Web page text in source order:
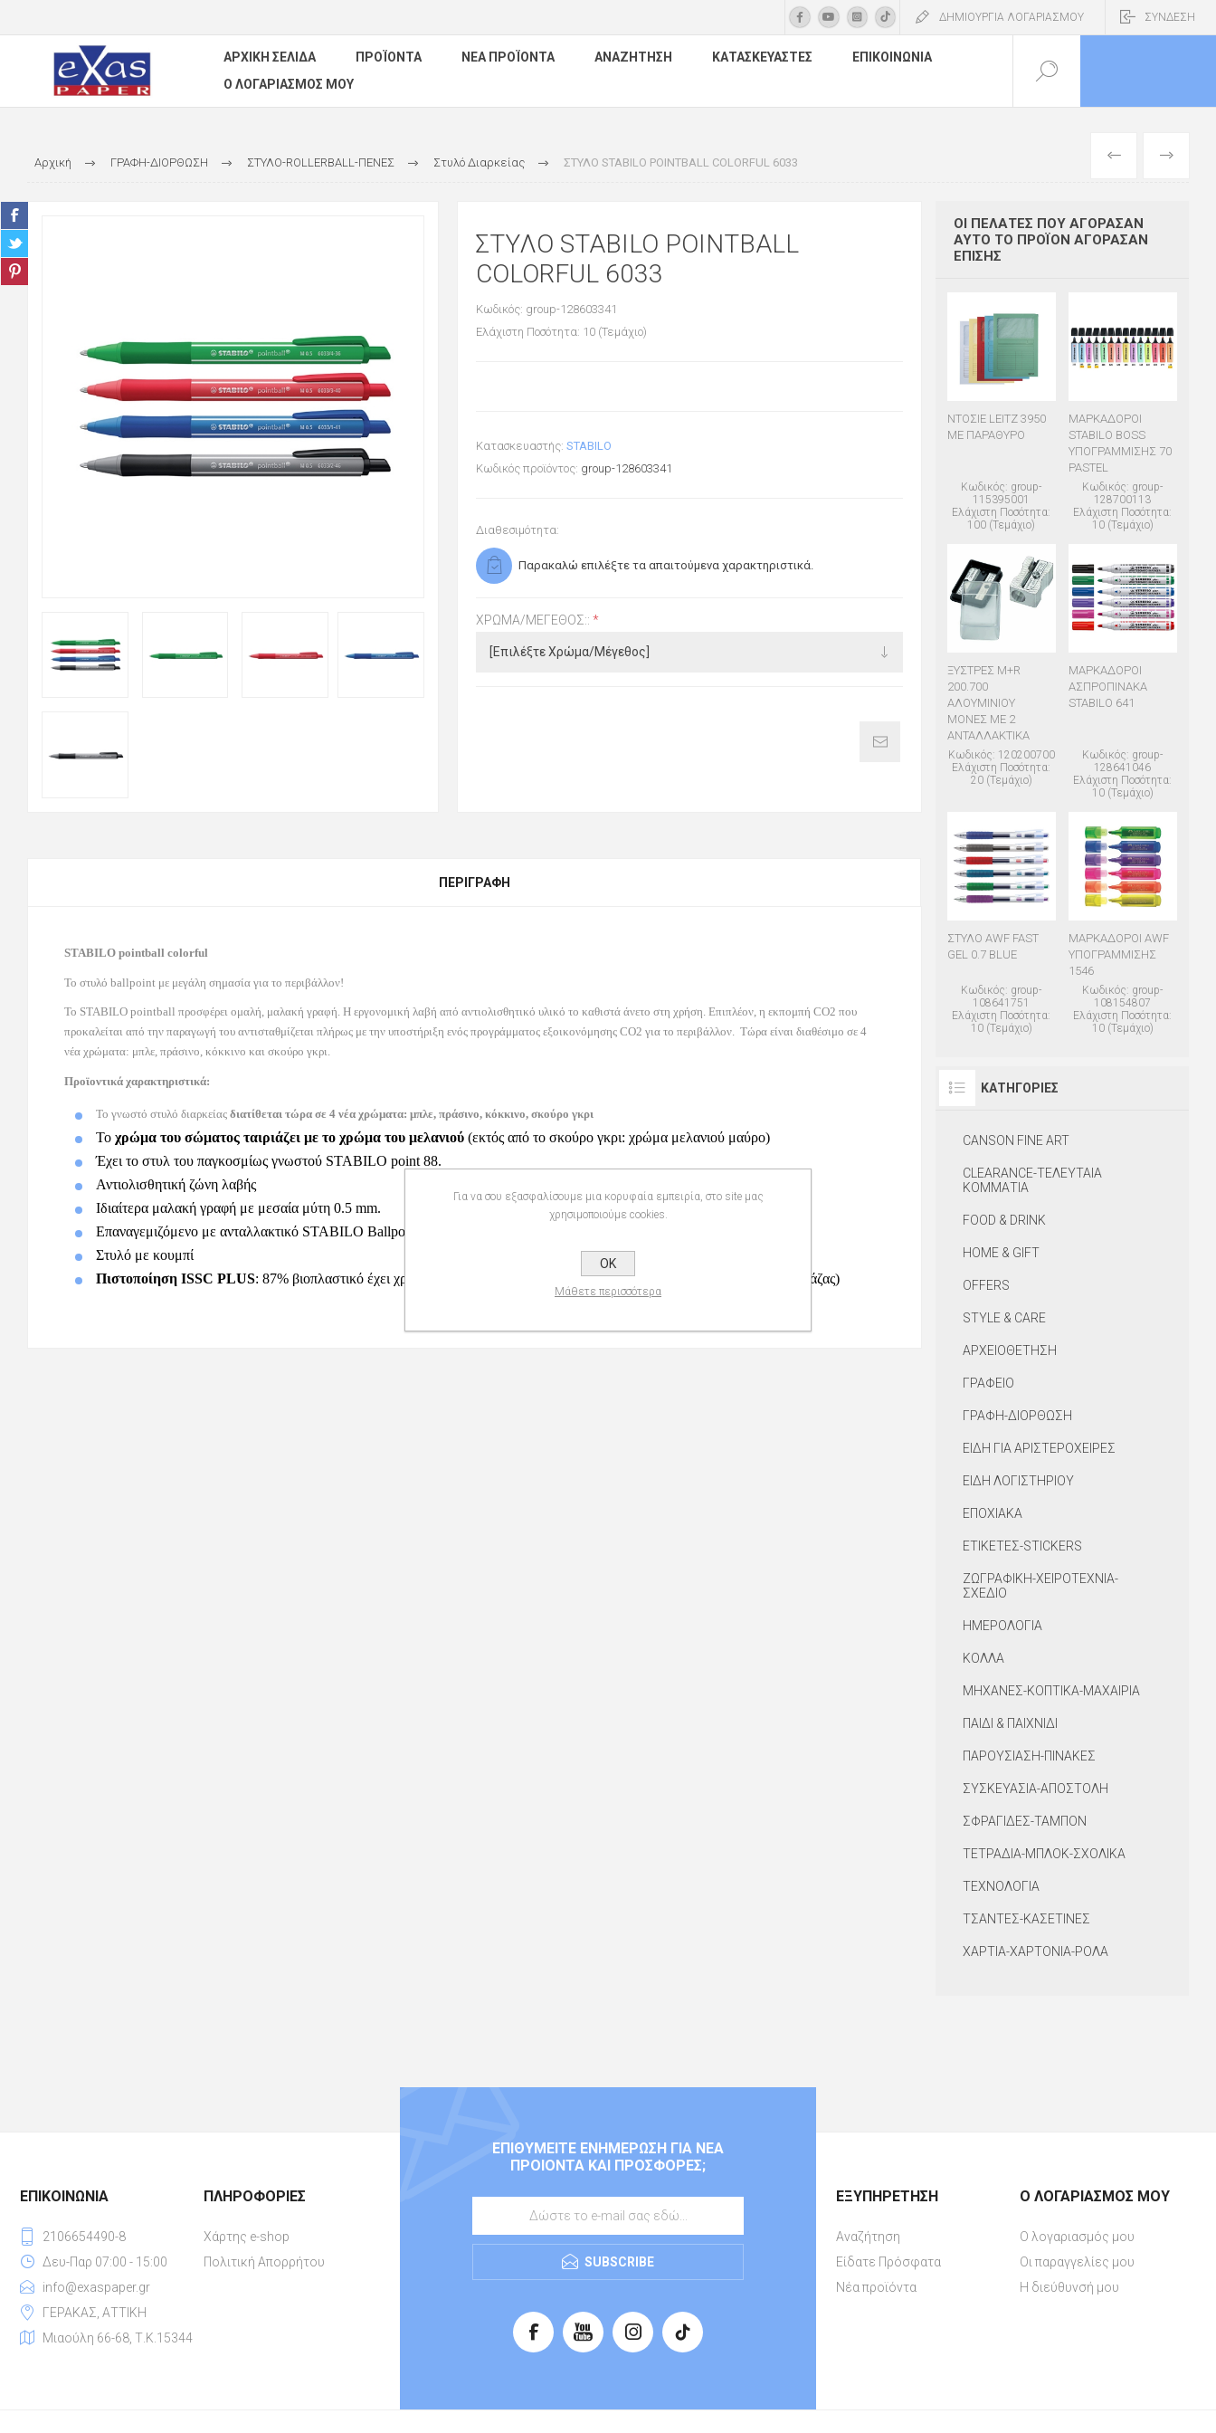
ΔΗΜΙΟΥΡΓΙΑ ΛΟΓΑΡΙΑΣΜΟΥ ΣΥΝΔΕΣΗ
ΑΡΧΙΚΉ ΣΕΛΊΔΑ ΠΡΟΪΌΝΤΑ ΝΈΑ ΠΡΟΪΌΝΤΑ ΑΝΑΖΉΤΗΣΗ ΚΑΤΑΣΚΕΥΑΣΤΈΣ
ΕΠΙΚΟΙΝΩΝΊΑ
Ο ΛΟΓΑΡΙΑΣΜΌΣ ΜΟΥ
Αρχική ΓΡΑΦΗ-ΔΙΟΡΘΩΣΗ ΣΤΥΛΟ-ROLLERBALL-ΠΕΝΕΣ Στυλό Διαρκείας ΣΤΥΛΟ STABILO POINTBALL COLORFUL 6033 ΕΠΌΜΕΝΟ
ΣΤΥΛΟ STABILO POINTBALL
COLORFUL 6033
Κωδικός: group-128603341
Ελάχιστη Ποσότητα: 10 (Τεμάχιο)
Κατασκευαστής: STABILO
Κωδικός προϊόντος: group-128603341
Διαθεσιμότητα:
Παρακαλώ επιλέξτε τα απαιτούμενα χαρακτηριστικά.
ΧΡΏΜΑ/ΜΈΓΕΘΟΣ:: *
ΠΕΡΙΓΡΑΦΉ
STABILO pointball colorful
Το στυλό ballpoint με μεγάλη σημασία για το περιβάλλον!
Το STABILO pointball προσφέρει ομαλή, μαλακή γραφή. Η εργονομική λαβή από αντιολισθητικό υλικό το καθιστά άνετο στη χρήση. Επιπλέον, η εκπομπή CO2 που
προκαλείται από την παραγωγή του αντισταθμίζεται πλήρως με την υποστήριξη ενός προγράμματος εξοικονόμησης CO2 για το περιβάλλον. Τώρα είναι διαθέσιμο σε 4
νέα χρώματα: μπλε, πράσινο, κόκκινο και σκούρο γκρι.
Προϊοντικά χαρακτηριστικά:
Το γνωστό στυλό διαρκείας διατίθεται τώρα σε 4 νέα χρώματα: μπλε, πράσινο, κόκκινο, σκούρο γκρι
Το χρώμα του σώματος ταιριάζει με το χρώμα του μελανιού (εκτός από το σκούρο γκρι: χρώμα μελανιού μαύρο)
Έχει το στυλ του παγκοσμίως γνωστού STABILO point 88.
Αντιολισθητική ζώνη λαβής
Ιδιαίτερα μαλακή γραφή με μεσαία μύτη 0.5 mm.
Επαναγεμιζόμενο με ανταλλακτικό STABILO Ballpoint
Στυλό με κουμπί
Πιστοποίηση ISSC PLUS: 87% βιοπλαστικό έχει χρησιμοποιηθεί για την παραγωγή του σώματος του στυλό (ισορροπία μάζας)
ΟΙ ΠΕΛΆΤΕΣ ΠΟΥ ΑΓΌΡΑΣΑΝ
ΑΥΤΌ ΤΟ ΠΡΟΪΌΝ ΑΓΌΡΑΣΑΝ
ΕΠΊΣΗΣ
ΝΤΟΣΙΕ LEITZ 3950
ΜΕ ΠΑΡΑΘΥΡΟ
Κωδικός: group-
115395001
Ελάχιστη Ποσότητα:
100 (Τεμάχιο)
ΜΑΡΚΑΔΟΡΟΙ
STABILO BOSS
ΥΠΟΓΡΑΜΜΙΣΗΣ 70
PASTEL
Κωδικός: group-
128700113
Ελάχιστη Ποσότητα:
10 (Τεμάχιο)
ΞΥΣΤΡΕΣ M+R
200.700
ΑΛΟΥΜΙΝΙΟΥ
ΜΟΝΕΣ ΜΕ 2
ΑΝΤΑΛΛΑΚΤΙΚΑ
Κωδικός: 120200700
Ελάχιστη Ποσότητα:
20 (Τεμάχιο)
ΜΑΡΚΑΔΟΡΟΙ
ΑΣΠΡΟΠΙΝΑΚΑ
STABILO 641
Κωδικός: group-
128641046
Ελάχιστη Ποσότητα:
10 (Τεμάχιο)
ΣΤΥΛΟ AWF FAST
GEL 0.7 BLUE
Κωδικός: group-
108641751
Ελάχιστη Ποσότητα:
10 (Τεμάχιο)
ΜΑΡΚΑΔΟΡΟΙ AWF
ΥΠΟΓΡΑΜΜΙΣΗΣ
1546
Κωδικός: group-
108154807
Ελάχιστη Ποσότητα:
10 (Τεμάχιο)
ΚΑΤΗΓΟΡΊΕΣ
CANSON FINE ART
CLEARANCE-ΤΕΛΕΥΤΑΙΑ
ΚΟΜΜΑΤΙΑ
FOOD & DRINK
HOME & GIFT
OFFERS
STYLE & CARE
ΑΡΧΕΙΟΘΕΤΗΣΗ
ΓΡΑΦΕΙΟ
ΓΡΑΦΗ-ΔΙΟΡΘΩΣΗ
ΕΙΔΗ ΓΙΑ ΑΡΙΣΤΕΡΟΧΕΙΡΕΣ
ΕΙΔΗ ΛΟΓΙΣΤΗΡΙΟΥ
ΕΠΟΧΙΑΚΑ
ΕΤΙΚΕΤΕΣ-STICKERS
ΖΩΓΡΑΦΙΚΗ-ΧΕΙΡΟΤΕΧΝΙΑ-
ΣΧΕΔΙΟ
ΗΜΕΡΟΛΟΓΙΑ
ΚΟΛΛΑ
ΜΗΧΑΝΕΣ-ΚΟΠΤΙΚΑ-ΜΑΧΑΙΡΙΑ
ΠΑΙΔΙ & ΠΑΙΧΝΙΔΙ
ΠΑΡΟΥΣΙΑΣΗ-ΠΙΝΑΚΕΣ
ΣΥΣΚΕΥΑΣΙΑ-ΑΠΟΣΤΟΛΗ
ΣΦΡΑΓΙΔΕΣ-ΤΑΜΠΟΝ
ΤΕΤΡΑΔΙΑ-ΜΠΛΟΚ-ΣΧΟΛΙΚΑ
ΤΕΧΝΟΛΟΓΙΑ
ΤΣΑΝΤΕΣ-ΚΑΣΕΤΙΝΕΣ
ΧΑΡΤΙΑ-ΧΑΡΤΟΝΙΑ-ΡΟΛΑ
ΕΠΙΘΥΜΕΊΤΕ ΕΝΗΜΈΡΩΣΗ ΓΙΑ ΝΈΑ
ΠΡΟΙΌΝΤΑ ΚΑΙ ΠΡΟΣΦΟΡΈΣ;
SUBSCRIBE
ΕΠΙΚΟΙΝΩΝΊΑ
2106654490-8
Δευ-Παρ 07:00 - 15:00
info@exaspaper.gr
ΓΕΡΑΚΑΣ, ΑΤΤΙΚΗ
Μιαούλη 66-68, Τ.Κ.15344
ΠΛΗΡΟΦΟΡΊΕΣ
Χάρτης e-shop
Πολιτική Απορρήτου
ΕΞΥΠΗΡΈΤΗΣΗ
Αναζήτηση
Είδατε Πρόσφατα
Νέα προϊόντα
Ο ΛΟΓΑΡΙΑΣΜΌΣ ΜΟΥ
Ο λογαριασμός μου
Οι παραγγελίες μου
Η διεύθυνσή μου
Για να σου εξασφαλίσουμε μια κορυφαία εμπειρία, στο site μας
χρησιμοποιούμε cookies.
OK
Μάθετε περισσότερα